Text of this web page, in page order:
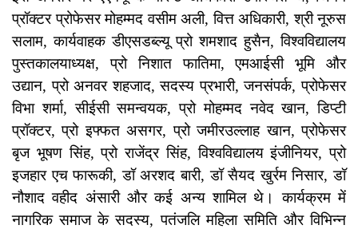
प्रॉक्टर प्रोफेसर मोहम्मद वसीम अली, वित्त अधिकारी, श्री नूरुस
सलाम, कार्यवाहक डीएसडब्ल्यू प्रो शमशाद हुसैन, विश्वविद्यालय
पुस्तकालयाध्यक्ष, प्रो निशात फातिमा, एमआईसी भूमि और
उद्यान, प्रो अनवर शहजाद, सदस्य प्रभारी, जनसंपर्क, प्रोफेसर
विभा शर्मा, सीईसी समन्वयक, प्रो मोहम्मद नवेद खान, डिप्टी
प्रॉक्टर, प्रो इफ्फत असगर, प्रो जमीरउल्लाह खान, प्रोफेसर
बृज भूषण सिंह, प्रो राजेंद्र सिंह, विश्वविद्यालय इंजीनियर, प्रो
इजहार एच फारूकी, डॉ अरशद बारी, डॉ सैयद खुर्रम निसार, डॉ
नौशाद वहीद अंसारी और कई अन्य शामिल थे। कार्यक्रम में
नागरिक समाज के सदस्य, पतंजलि महिला समिति और विभिन्न